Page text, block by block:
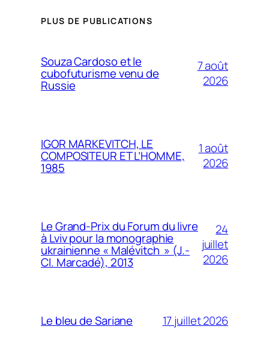
PLUS DE PUBLICATIONS
Souza Cardoso et le
cubofuturisme venu de
Russie
7 août
2026
IGOR MARKEVITCH, LE
COMPOSITEUR ET L’HOMME,
1985
1 août
2026
Le Grand-Prix du Forum du livre
à Lviv pour la monographie
ukrainienne « Malévitch » (J.-
Cl. Marcadé), 2013
24
juillet
2026
Le bleu de Sariane 17 juillet 2026